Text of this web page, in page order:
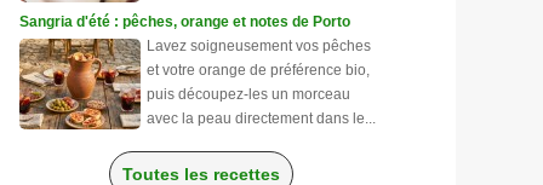
Sangria d'été : pêches, orange et notes de Porto
Lavez soigneusement vos pêches
et votre orange de préférence bio,
puis découpez-les un morceau
avec la peau directement dans le...
Toutes les recettes